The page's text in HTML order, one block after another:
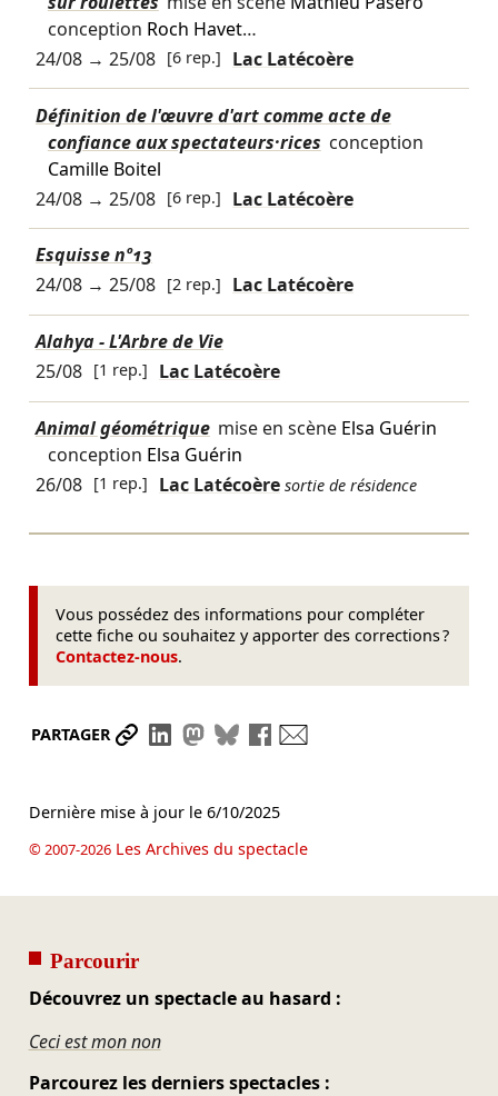
conception Roch Havet…
24/08→ 25/08 [6 rep.] Lac Latécoère
Définition de l'œuvre d'art comme acte de
confiance aux spectateurs·rices conception
Camille Boitel
24/08→ 25/08 [6 rep.] Lac Latécoère
Esquisse nº13
24/08→ 25/08 [2 rep.] Lac Latécoère
Alahya - L'Arbre de Vie
25/08 [1 rep.] Lac Latécoère
Animal géométrique mise en scène Elsa Guérin
conception Elsa Guérin
26/08 [1 rep.] Lac Latécoère sortie de résidence
Vous possédez des informations pour compléter
cette fiche ou souhaitez y apporter des corrections ?
Contactez-nous.
PARTAGER Partager le lien
Partager sur LinkedIn
Partager sur Mastodon
Partager sur Bluesky
Partager sur Facebook
Dernière mise à jour le 6/10/2025
© 2007-2026Les Archives du spectacle
Parcourir
Découvrez un spectacle au hasard :
Ceci est mon non
Parcourez les derniers spectacles :